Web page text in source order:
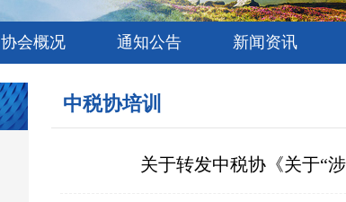
协会概况 通知公告 新闻资讯
中税协培训
关于转发中税协《关于“